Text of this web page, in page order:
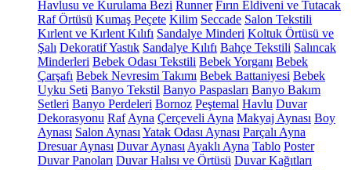
Havlusu ve Kurulama Bezi Runner Fırın Eldiveni ve Tutacak
Raf Örtüsü Kumaş Peçete Kilim Seccade Salon Tekstili
Kırlent ve Kırlent Kılıfı Sandalye Minderi Koltuk Örtüsü ve
Şalı Dekoratif Yastık Sandalye Kılıfı Bahçe Tekstili Salıncak
Minderleri Bebek Odası Tekstili Bebek Yorganı Bebek
Çarşafı Bebek Nevresim Takımı Bebek Battaniyesi Bebek
Uyku Seti Banyo Tekstil Banyo Paspasları Banyo Bakım
Setleri Banyo Perdeleri Bornoz Peştemal Havlu Duvar
Dekorasyonu Raf Ayna Çerçeveli Ayna Makyaj Aynası Boy
Aynası Salon Aynası Yatak Odası Aynası Parçalı Ayna
Dresuar Aynası Duvar Aynası Ayaklı Ayna Tablo Poster
Duvar Panoları Duvar Halısı ve Örtüsü Duvar Kağıtları